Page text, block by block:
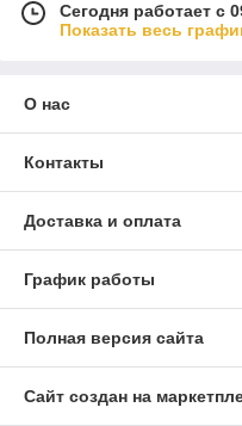
Сегодня работает с
Показать весь
О нас
Контакты
Доставка и оплата
График работы
Полная версия сайта
Сайт создан на